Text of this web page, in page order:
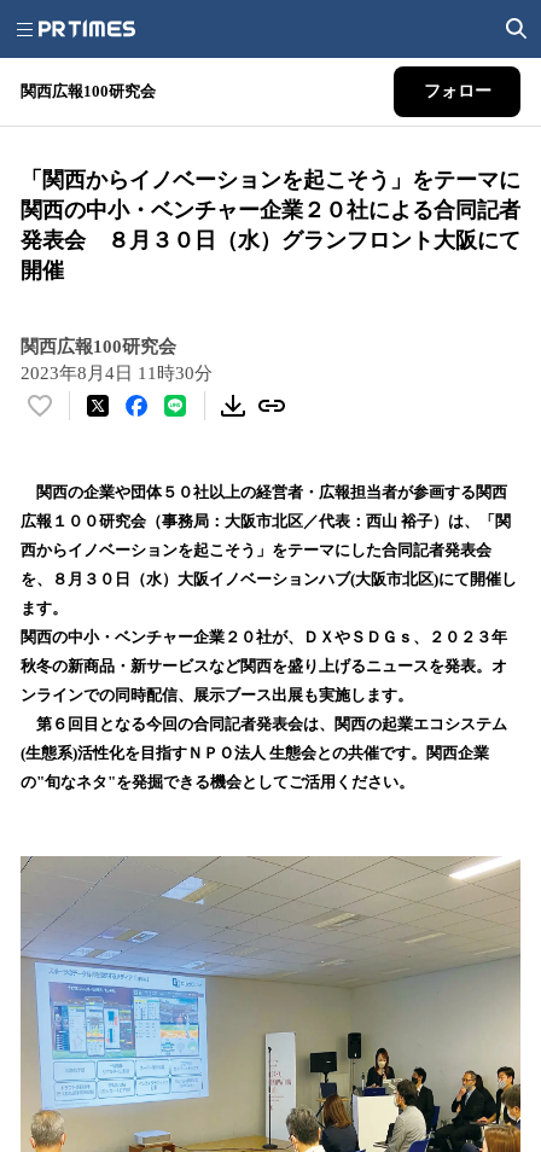
関西広報100研究会 フォロー
「関西からイノベーションを起こそう」をテーマに
関西の中小・ベンチャー企業２０社による合同記者
発表会 ８月３０日（水）グランフロント大阪にて
開催
関西広報100研究会
2023年8月4日 11時30分
い
！
数
を
読
込
み
中
で
す
関西の企業や団体５０社以上の経営者・広報担当者が参画する関西
広報１００研究会（事務局：大阪市北区／代表：西山 裕子）は、「関
西からイノベーションを起こそう」をテーマにした合同記者発表会
を、８月３０日（水）大阪イノベーションハブ(大阪市北区)にて開催し
ます。
関西の中小・ベンチャー企業２０社が、ＤＸやＳＤＧｓ、２０２３年
秋冬の新商品・新サービスなど関西を盛り上げるニュースを発表。オ
ンラインでの同時配信、展示ブース出展も実施します。
第６回目となる今回の合同記者発表会は、関西の起業エコシステム
(生態系)活性化を目指すＮＰＯ法人 生態会との共催です。関西企業
の"旬なネタ"を発掘できる機会としてご活用ください。